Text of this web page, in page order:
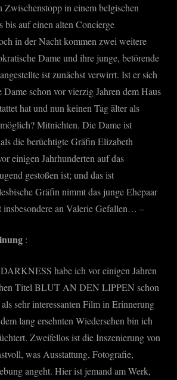
Zwischenstopp in einem belgischen
bis auf einen alten Concierge
in der Nacht kommen zwei weitere
Dame und ihre junge, betörende
ist zunächst verwirrt. Ist er sich
Dame schon vor vierzig Jahren dem Haus
hat und nun keinen Tag älter als
Mitnichten. Die Dame ist
die berüchtigte Gräfin Elizabeth
einigen Jahrhunderten auf das
gestoßen ist; und das ist
Gräfin nimmt das junge Ehepaar
an Valerie Gefallen… –
:
habe ich vor einigen Jahren
Titel BLUT AN DEN LIPPEN schon
sehr interessanten Film in Erinnerung
lang ersehnten Wiedersehen bin ich
Zweifellos ist die Inszenierung von
was Ausstattung, Fotografie,
angeht. Hier ist jemand am Werk,